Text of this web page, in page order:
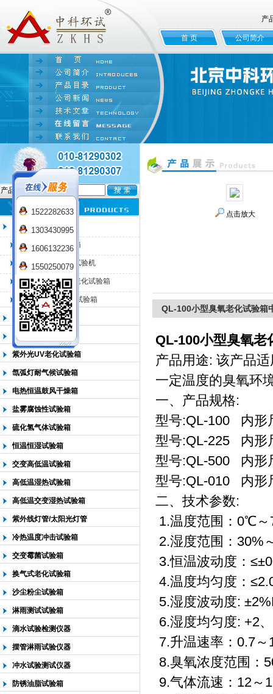
北京中科环试仪器有限公司
产
首 页 公司简介
产品名:
臭氧老化试验箱
QL-100臭氧老化箱
QL-225臭氧老化试验机
QL-500动态臭氧老化试验箱
QL-0*型臭氧老化试验箱
低温恒温试验箱
高低温检测试验箱
紫外光UV老化试验箱
氙弧灯耐气候试验箱
电热恒温鼓风干燥箱
盐雾腐蚀性试验箱
硫化氢气体试验箱
恒温恒湿试验箱
交变高低温试验箱
高低温湿热试验箱
高低温交变湿热试验箱
紫外线灯管/太阳光灯管
冷热温度冲击试验箱
交变霉菌试验箱
换气式老化试验箱
沙尘粉尘试验箱
淋雨测试试验箱
滴水试验检测仪器
摆管淋雨试验仪器
冲水试验测试仪器
防锈油脂试验箱
点击放大
QL-100小型臭氧老化试验箱
QL-100小型臭氧老
产品用途: 该产品
一定温度的臭氧环
一、产品规格:
型号:QL-100 内
型号:QL-225 内
型号:QL-500 内
型号:QL-010 内形
二、技术参数:
1.温度范围：0℃
2.湿度范围：30%
3.恒温波动度：
4.温度均匀度：
5.湿度波动度:
6.湿度均匀度: +2
7.升温速率：0.7
8.臭氧浓度范围：
9.气体流速：12～
1522282633
1303430995
1606132236
1550250079